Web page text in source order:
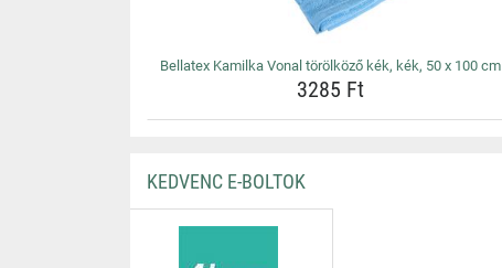
Bellatex Kamilka Vonal törölköző kék, kék, 50 x 100 cm
3285 Ft
KEDVENC E-BOLTOK